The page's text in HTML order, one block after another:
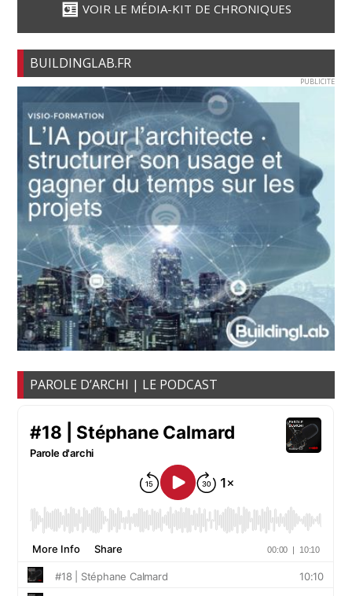
VOIR LE MÉDIA-KIT DE CHRONIQUES
BUILDINGLAB.FR
PUBLICITE
PAROLE D’ARCHI | LE PODCAST